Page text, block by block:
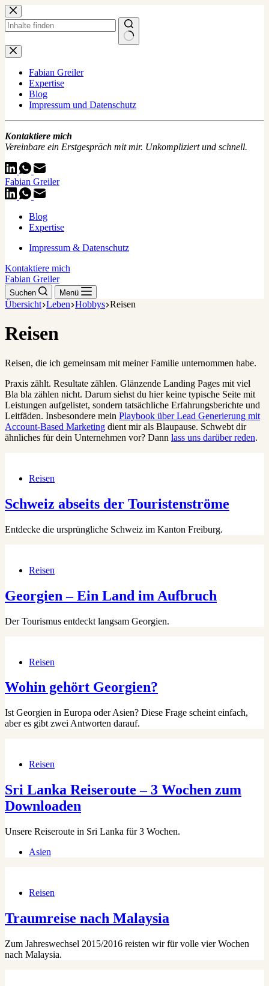
Zum
Inhalt
springen
Keine
Ergebnisse
Fabian Greiler
Expertise
Blog
Impressum und Datenschutz
Kontaktiere mich
Vereinbare ein Erstgespräch mit mir. Unkompliziert und schnell.
Fabian Greiler
Blog
Expertise
Impressum & Datenschutz
Kontaktiere mich
Fabian Greiler
Suchen Menü
Übersicht Leben Hobbys Reisen
Reisen
Reisen, die ich gemeinsam mit meiner Familie unternommen habe.
Praxis zählt. Resultate zählen. Glänzende Landing Pages mit viel
Bla bla zählen nicht. Darum siehst du hier keine typische Seite mit
Leistungen aufgelistet, sondern tatsächliche Erfahrungsberichte und
Leitfäden. Insbesondere mein Playbook über Lead Generierung mit
Account-Based Marketing dient mir als Blaupause. Schwebt dir
ähnliches für dein Unternehmen vor? Dann lass uns darüber reden.
Reisen
Schweiz abseits der Touristenströme
Entdecke die ursprüngliche Schweiz im Kanton Freiburg.
Reisen
Georgien – Ein Land im Aufbruch
Der Tourismus entdeckt langsam Georgien.
Reisen
Wohin gehört Georgien?
Ist Georgien in Europa oder Asien? Diese Frage scheint einfach,
aber es gibt zwei Antworten darauf.
Reisen
Sri Lanka Reiseroute – 3 Wochen zum
Downloaden
Unsere Reiseroute in Sri Lanka für 3 Wochen.
Asien
Reisen
Traumreise nach Malaysia
Zum Jahreswechsel 2015/2016 reisten wir für volle vier Wochen
nach Malaysia.